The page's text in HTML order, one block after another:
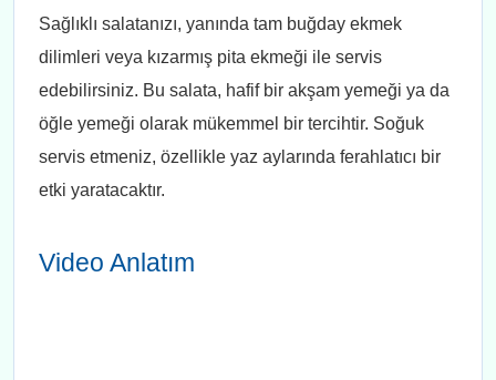
Sağlıklı salatanızı, yanında tam buğday ekmek
dilimleri veya kızarmış pita ekmeği ile servis
edebilirsiniz. Bu salata, hafif bir akşam yemeği ya da
öğle yemeği olarak mükemmel bir tercihtir. Soğuk
servis etmeniz, özellikle yaz aylarında ferahlatıcı bir
etki yaratacaktır.
Video Anlatım